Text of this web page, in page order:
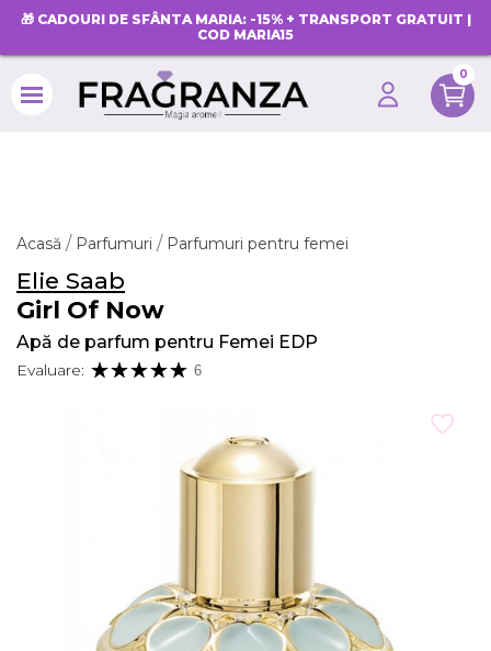
🎁 CADOURI DE SFÂNTA MARIA: -15% + TRANSPORT GRATUIT |
COD MARIA15
0
Acasă Parfumuri Parfumuri pentru femei
Elie Saab
Girl Of Now
Apă de parfum pentru Femei EDP
Evaluare: 6